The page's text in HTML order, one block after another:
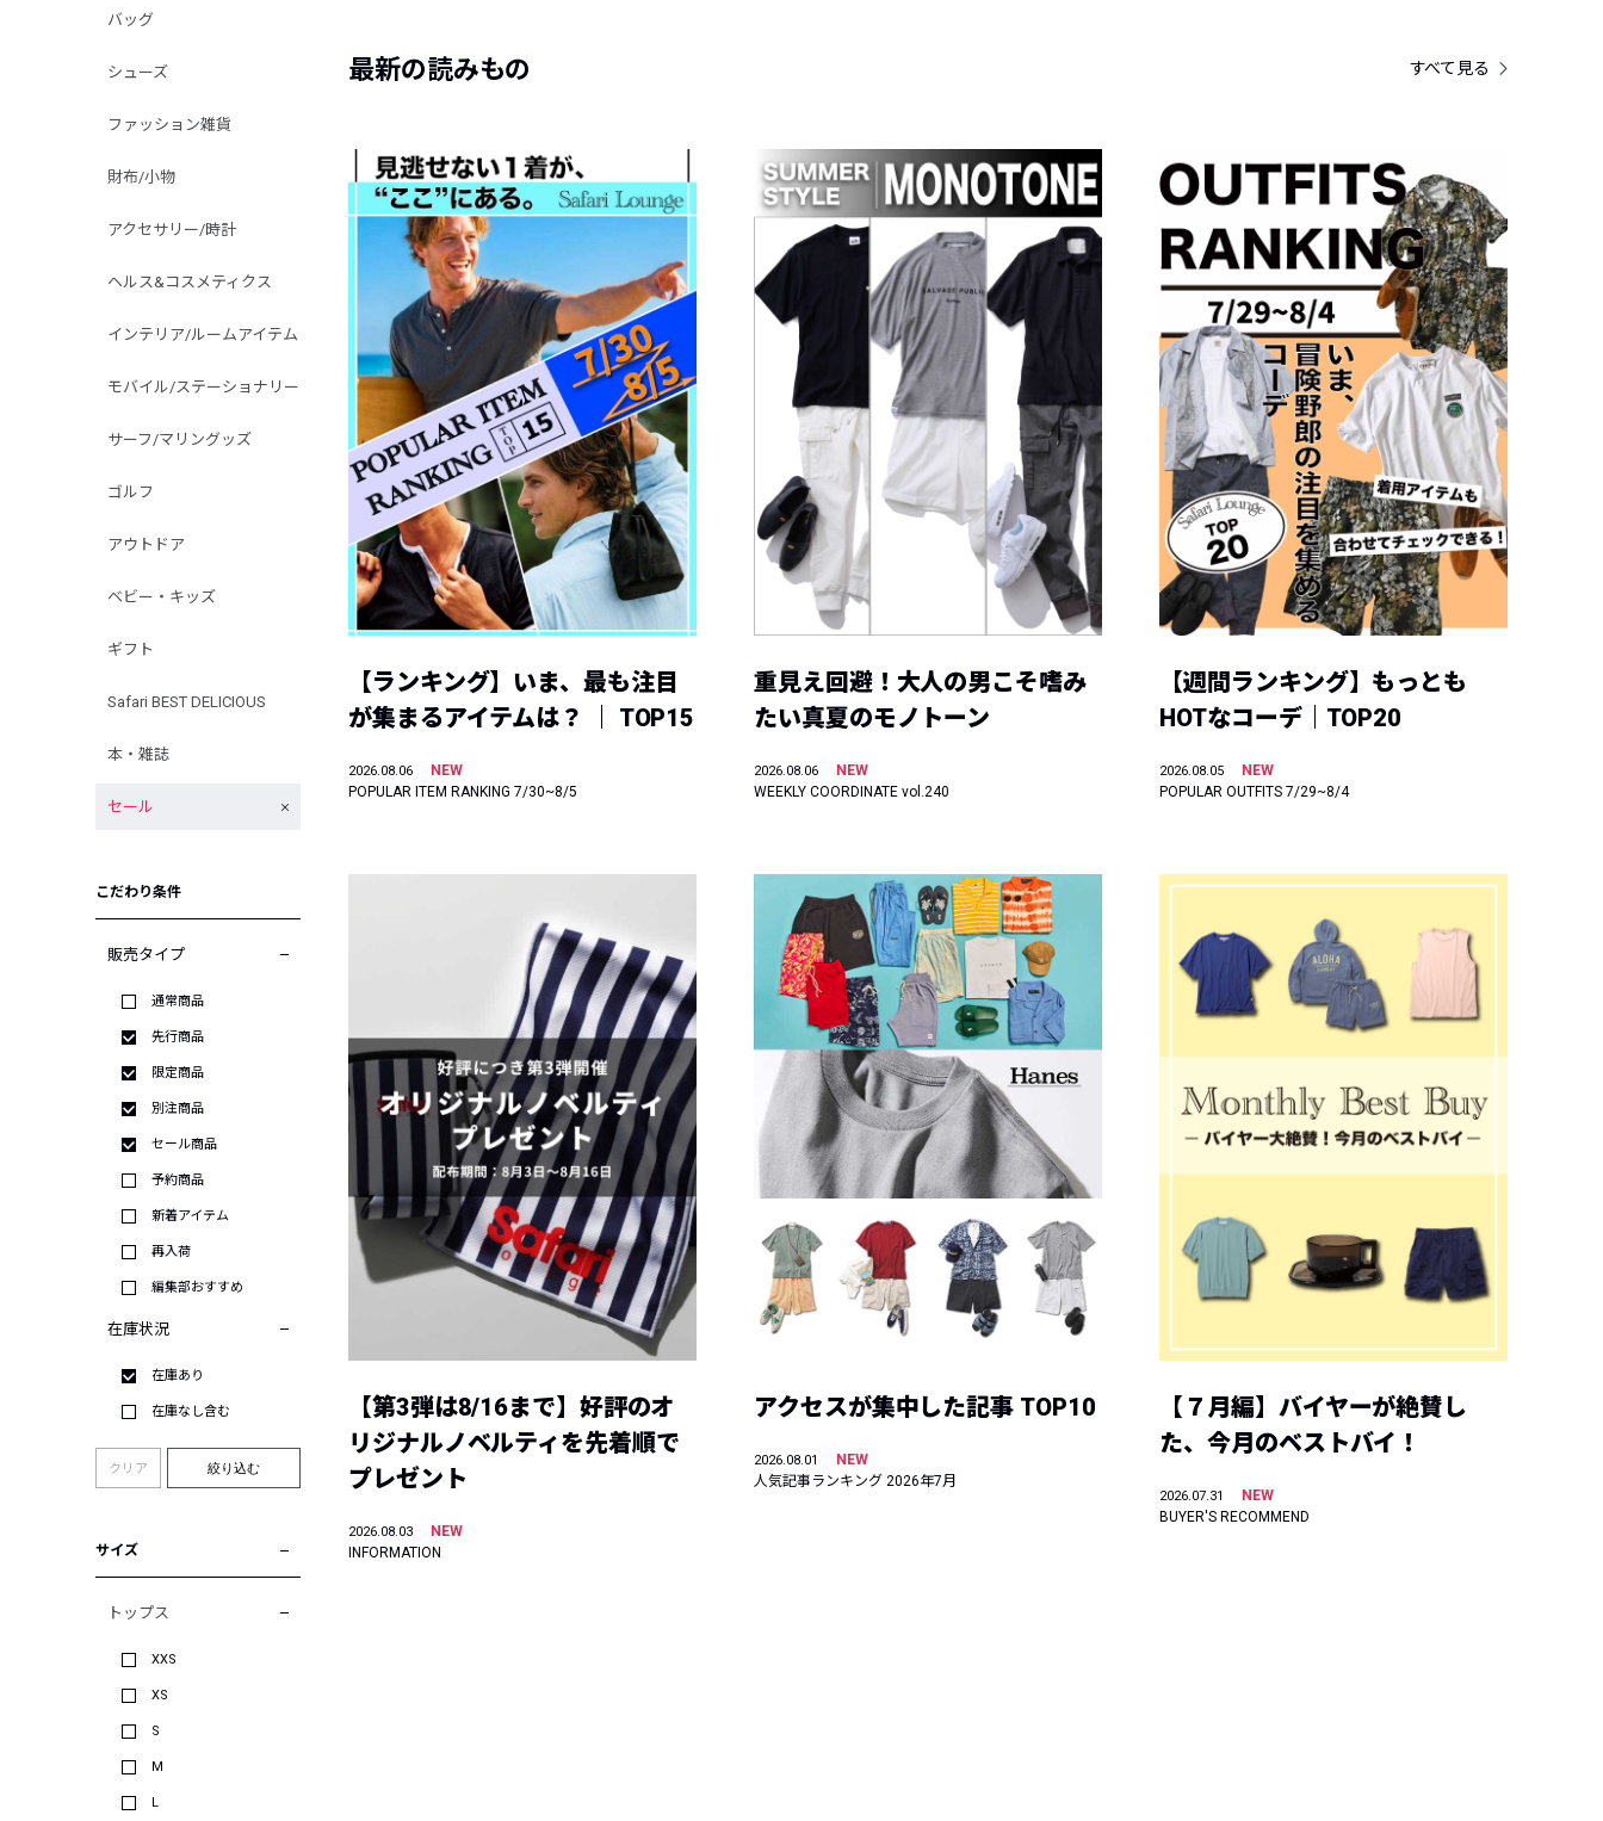
バッグ
シューズ
ファッション雑貨
財布/小物
アクセサリー/時計
ヘルス&コスメティクス
インテリア/ルームアイテム
モバイル/ステーショナリー
サーフ/マリングッズ
ゴルフ
アウトドア
ベビー・キッズ
ギフト
Safari BEST DELICIOUS
本・雑誌
セール
こだわり条件
販売タイプ
通常商品
先行商品
限定商品
別注商品
セール商品
予約商品
新着アイテム
再入荷
編集部おすすめ
在庫状況
在庫あり
在庫なし含む
クリア 絞り込む
サイズ
トップス
XXS
XS
S
M
L
最新の読みもの すべて見る
【ランキング】いま、最も注目
が集まるアイテムは？ ｜ TOP15
2026.08.06
NEW
POPULAR ITEM RANKING 7/30~8/5
重見え回避！大人の男こそ嗜み
たい真夏のモノトーン
2026.08.06
NEW
WEEKLY COORDINATE vol.240
【週間ランキング】もっとも
HOTなコーデ｜TOP20
2026.08.05
NEW
POPULAR OUTFITS 7/29~8/4
【第3弾は8/16まで】好評のオ
リジナルノベルティを先着順で
プレゼント
2026.08.03
NEW
INFORMATION
アクセスが集中した記事 TOP10
2026.08.01
NEW
人気記事ランキング 2026年7月
【７月編】バイヤーが絶賛し
た、今月のベストバイ！
2026.07.31
NEW
BUYER'S RECOMMEND